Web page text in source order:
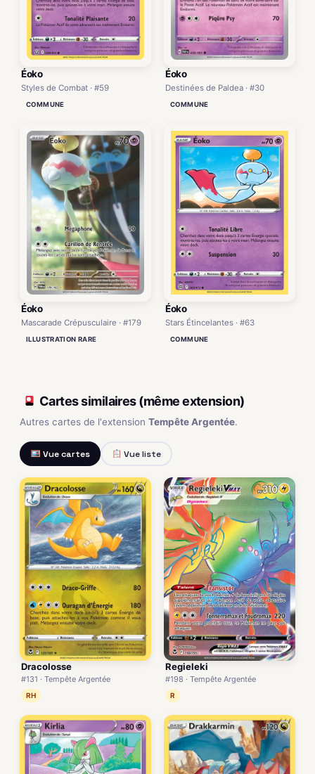
Éoko
Styles de Combat · #59
COMMUNE
Éoko
Destinées de Paldea · #30
COMMUNE
Éoko
Mascarade Crépusculaire · #179
ILLUSTRATION RARE
Éoko
Stars Étincelantes · #63
COMMUNE
Cartes similaires (même extension)
Autres cartes de l'extension Tempête Argentée.
Vue cartes Vue liste
Dracolosse
#131 · Tempête Argentée
RH
Regieleki
#198 · Tempête Argentée
R